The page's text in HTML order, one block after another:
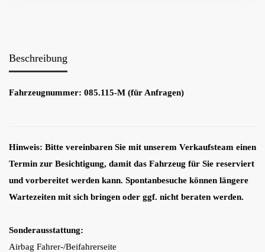
Beschreibung
Fahrzeugnummer: 085.115-M (für Anfragen)
Hinweis: Bitte vereinbaren Sie mit unserem Verkaufsteam einen
Termin zur Besichtigung, damit das Fahrzeug für Sie reserviert
und vorbereitet werden kann. Spontanbesuche können längere
Wartezeiten mit sich bringen oder ggf. nicht beraten werden.
Sonderausstattung:
Airbag Fahrer-/Beifahrerseite